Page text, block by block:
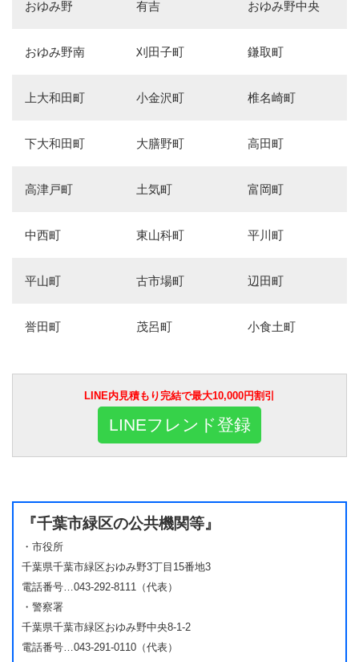
おゆみ野 有吉 おゆみ野中央
おゆみ野南 刈田子町 鎌取町
上大和田町 小金沢町 椎名崎町
下大和田町 大膳野町 高田町
高津戸町 土気町 富岡町
中西町 東山科町 平川町
平山町 古市場町 辺田町
誉田町 茂呂町 小食土町
LINE内見積もり完結で最大10,000円割引
LINEフレンド登録
『千葉市緑区の公共機関等』
・市役所
千葉県千葉市緑区おゆみ野3丁目15番地3
電話番号…043-292-8111（代表）
・警察署
千葉県千葉市緑区おゆみ野中央8-1-2
電話番号…043-291-0110（代表）